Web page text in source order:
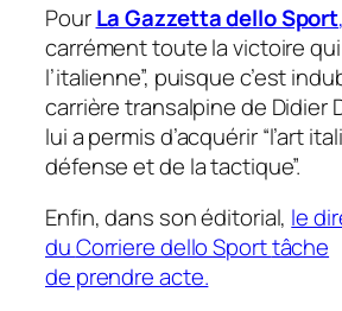
PourLa Gazzetta dello Sport,
carrément toute la victoire
l’italienne”, puisque c’est
carrière transalpine de Didier
lui a permis d’acquérir“l’art
défense et de la tactique”.
Enfin, dans son éditorial, le
duCorriere dello Sporttâche
de prendre acte.